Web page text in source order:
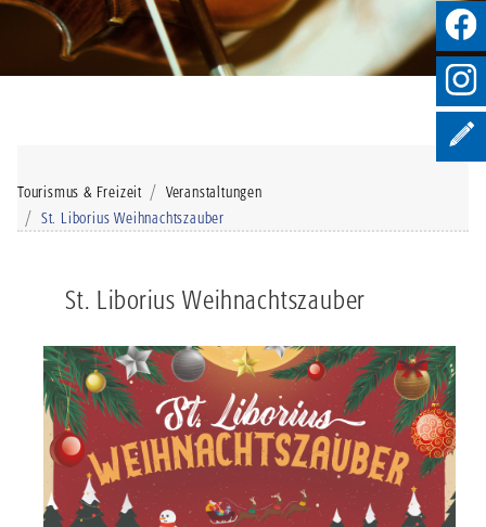
Tourismus & Freizeit
Veranstaltungen
St. Liborius Weihnachtszauber
St. Liborius Weihnachtszauber